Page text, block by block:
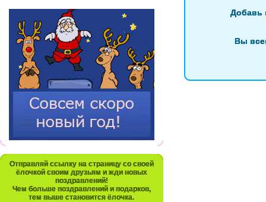
Отправляй ссылку на страницу со своей
ёлочкой своим друзьям и жди новых
поздравлений!
Чем больше поздравлений и подарков,
тем выше становится ёлочка.
Добавь
Вы